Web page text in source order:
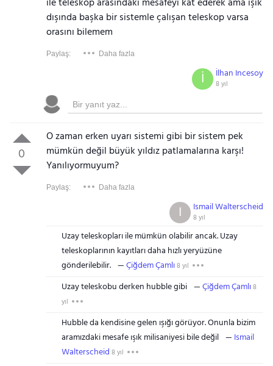
ile teleskop arasındaki mesafeyi kat ederek ama ışık
dışında başka bir sistemle çalışan teleskop varsa
orasını bilemem
Paylaş: Daha fazla
İlhan Incesoy
8 yıl
İ
0
O zaman erken uyarı sistemi gibi bir sistem pek
mümkün değil büyük yıldız patlamalarına karşı!
Yanılıyormuyum?
Paylaş: Daha fazla
Ismail Walterscheid
8 yıl
I
Uzay teleskopları ile mümkün olabilir ancak. Uzay
teleskoplarının kayıtları daha hızlı yeryüzüne
gönderilebilir.
Çiğdem Çamlı8 yıl
Uzay teleskobu derken hubble gibi Çiğdem Çamlı8
yıl
Hubble da kendisine gelen ışığı görüyor. Onunla bizim
aramızdaki mesafe ışık milisaniyesi bile değil
Ismail
Walterscheid 8 yıl